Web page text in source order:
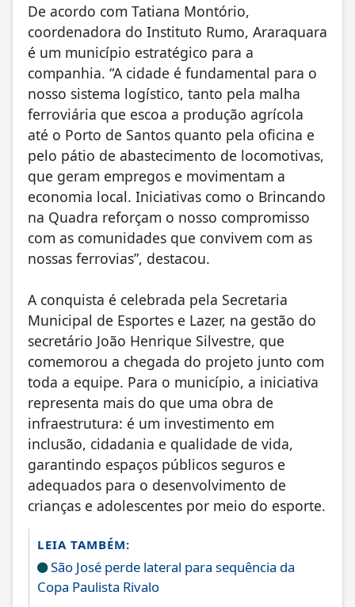
De acordo com Tatiana Montório,
coordenadora do Instituto Rumo, Araraquara
é um município estratégico para a
companhia. “A cidade é fundamental para o
nosso sistema logístico, tanto pela malha
ferroviária que escoa a produção agrícola
até o Porto de Santos quanto pela oficina e
pelo pátio de abastecimento de locomotivas,
que geram empregos e movimentam a
economia local. Iniciativas como o Brincando
na Quadra reforçam o nosso compromisso
com as comunidades que convivem com as
nossas ferrovias”, destacou.
A conquista é celebrada pela Secretaria
Municipal de Esportes e Lazer, na gestão do
secretário João Henrique Silvestre, que
comemorou a chegada do projeto junto com
toda a equipe. Para o município, a iniciativa
representa mais do que uma obra de
infraestrutura: é um investimento em
inclusão, cidadania e qualidade de vida,
garantindo espaços públicos seguros e
adequados para o desenvolvimento de
crianças e adolescentes por meio do esporte.
LEIA TAMBÉM:
São José perde lateral para sequência da
Copa Paulista Rivalo